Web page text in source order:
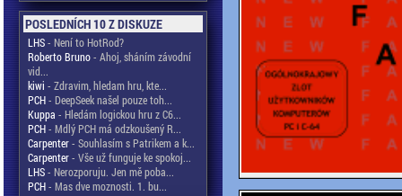
POSLEDNÍCH 10 Z DISKUZE
LHS- Není to HotRod?
Roberto Bruno- Ahoj, sháním závodní
vid...
kiwi - Zdravim, hledam hru, kte...
PCH- DeepSeek našel pouze toh...
Kuppa - Hledám logickou hru z C6...
PCH- Mdlý PCH má odzkoušený R...
Carpenter- Souhlasím s Patrikem a k...
Carpenter- Vše už funguje ke spokoj...
LHS- Nerozporuju. Jen mě poba...
PCH- Mas dve moznosti. 1. bu...